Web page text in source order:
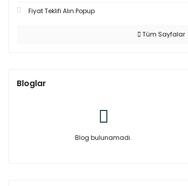
Fiyat Teklifi Alın Popup
Tüm Sayfalar
Bloglar
Blog bulunamadı.